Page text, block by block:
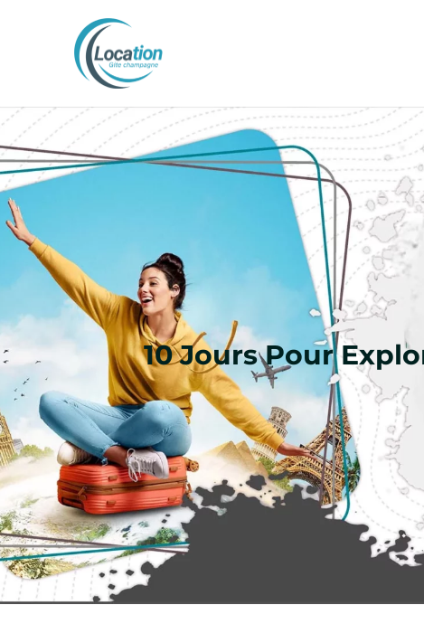
10 Jours Pour